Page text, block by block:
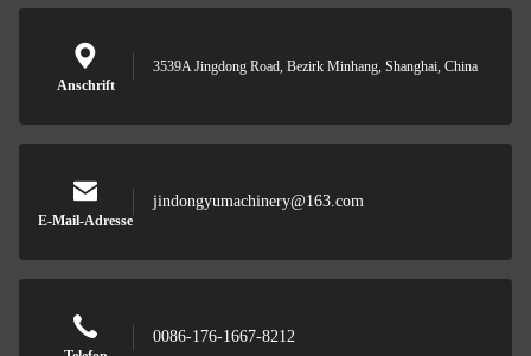
Anschrift
3539A Jingdong Road, Bezirk Minhang, Shanghai, China
E-Mail-Adresse
jindongyumachinery@163.com
0086-176-1667-8212